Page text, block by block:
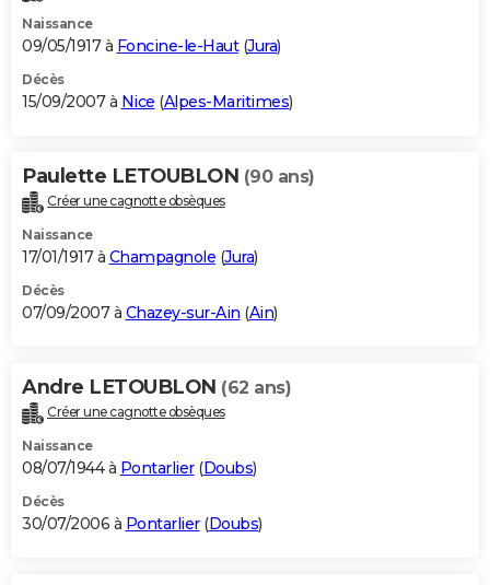
Naissance
09/05/1917 à Foncine-le-Haut(Jura)
Décès
15/09/2007 à Nice (Alpes-Maritimes)
Paulette LETOUBLON (90 ans)
Créer une cagnotte obsèques
Naissance
17/01/1917 à Champagnole (Jura)
Décès
07/09/2007 à Chazey-sur-Ain (Ain)
Andre LETOUBLON (62 ans)
Créer une cagnotte obsèques
Naissance
08/07/1944 à Pontarlier(Doubs)
Décès
30/07/2006 à Pontarlier(Doubs)